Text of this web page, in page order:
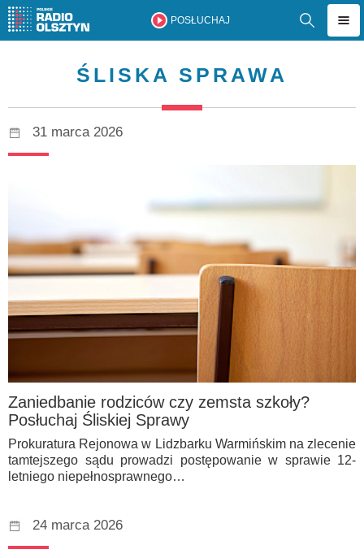
POSŁUCHAJ
ŚLISKA SPRAWA
31 marca 2026
Zaniedbanie rodziców czy zemsta szkoły?
Posłuchaj Śliskiej Sprawy
Prokuratura Rejonowa w Lidzbarku Warmińskim na zlecenie
tamtejszego sądu prowadzi postępowanie w sprawie 12-
letniego niepełnosprawnego…
24 marca 2026